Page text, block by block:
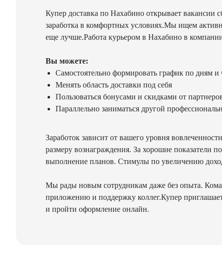
Купер доставка по Нахабино открывает вакансии
заработка в комфортных условиях.Мы ищем
еще лучше.Работа курьером в Нахабино в
Вы можете:
Самостоятельно формировать график по дням и
Менять область доставки под себя
Пользоваться бонусами и скидками от
Параллельно заниматься другой
Заработок зависит от вашего уровня
размеру вознаграждения. За хорошие показатели
выполнение планов. Стимулы по увеличению
Мы рады новым сотрудникам даже без опыта.
приложению и поддержку коллег.Купер
и пройти оформление онлайн.